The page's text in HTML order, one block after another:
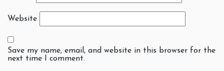
Website
Save my name, email, and website in this browser for the
next time I comment.